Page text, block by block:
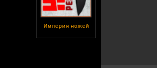
Империя ножей